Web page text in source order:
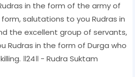
in the form of the army of
salutations to you Rudras in
the excellent group of servants,
Rudras in the form of Durga who
॥24॥ - Rudra Suktam